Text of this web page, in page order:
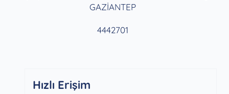
GAZİANTEP
4442701
Hızlı Erişim